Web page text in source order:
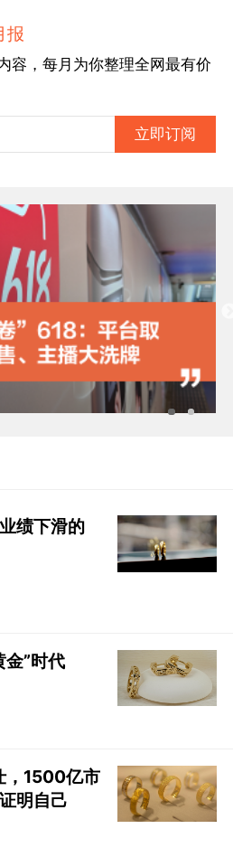
报
容，每月为你整理全网最有价
立即订阅
绩下滑的
金”时代
，1500亿市
明自己